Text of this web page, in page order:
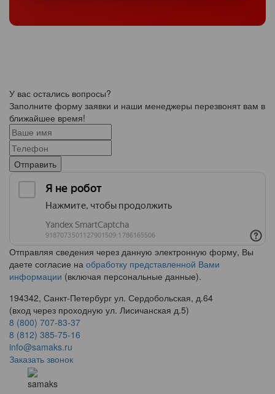
У вас остались вопросы?
Заполните форму заявки и наши менеджеры перезвонят вам в
ближайшее время!
Отправить
Отправляя сведения через данную электронную форму, Вы
даете согласие на обработку представленной Вами
информации (включая персональные данные).
194342, Санкт-Петербург ул. Сердобольская, д.64
(вход через проходную ул. Лисичанская д.5)
8 (800) 707-83-37
8 (812) 385-75-16
info@samaks.ru
Заказать звонок
samaks